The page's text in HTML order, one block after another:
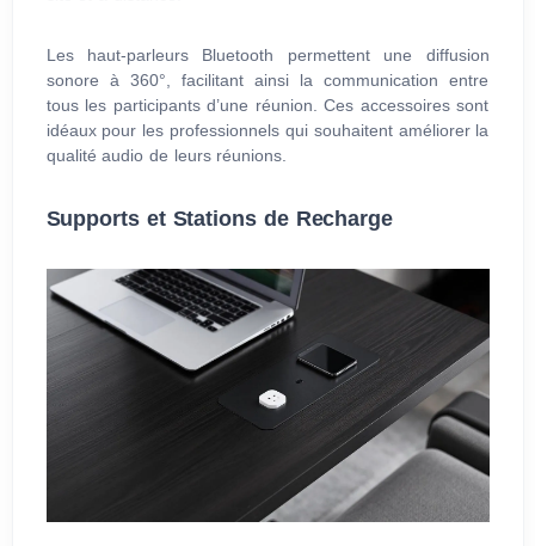
Les haut-parleurs Bluetooth permettent une diffusion
sonore à 360°, facilitant ainsi la communication entre
tous les participants d’une réunion. Ces accessoires sont
idéaux pour les professionnels qui souhaitent améliorer la
qualité audio de leurs réunions.
Supports et Stations de Recharge